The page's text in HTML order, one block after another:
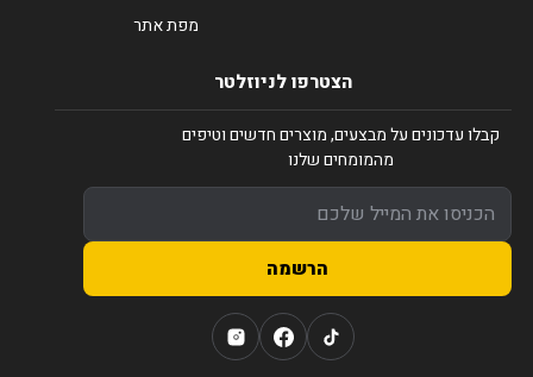
מפת אתר
הצטרפו לניוזלטר
קבלו עדכונים על מבצעים, מוצרים חדשים וטיפים
מהמומחים שלנו
הרשמה